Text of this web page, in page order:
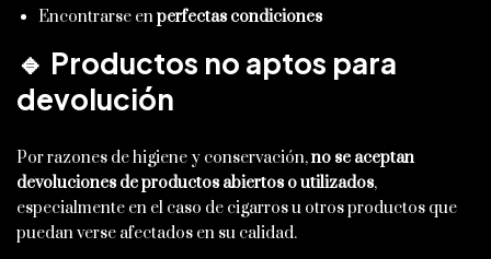
Encontrarse enperfectas condiciones
🔹 Productos no aptos para
devolución
Por razones de higiene y conservación,no se aceptan
devoluciones de productos abiertos o utilizados,
especialmente en el caso de cigarros u otros productos que
puedan verse afectados en su calidad.